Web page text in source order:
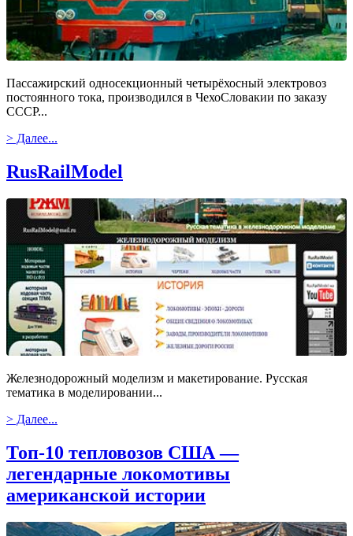
Пассажирский односекционный четырёхосный электровоз
постоянного тока, производился в ЧехоСловакии по заказу
СССР...
> Далее...
RusRailModel
Железнодорожный моделизм и макетирование. Русская
тематика в моделировании...
> Далее...
Топ-10 тепловозов США —
легендарные локомотивы
американской истории